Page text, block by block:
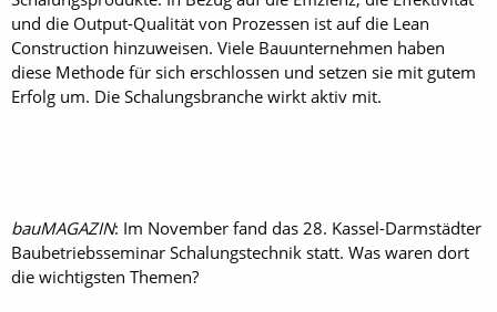
und die Output-Qualität von Prozessen ist auf die Lean
Construction hinzuweisen. Viele Bauunternehmen haben
diese Methode für sich erschlossen und setzen sie mit gutem
Erfolg um. Die Schalungsbranche wirkt aktiv mit.
bauMAGAZIN: Im November fand das 28. Kassel-Darmstädter
Baubetriebsseminar Schalungstechnik statt. Was waren dort
die wichtigsten Themen?